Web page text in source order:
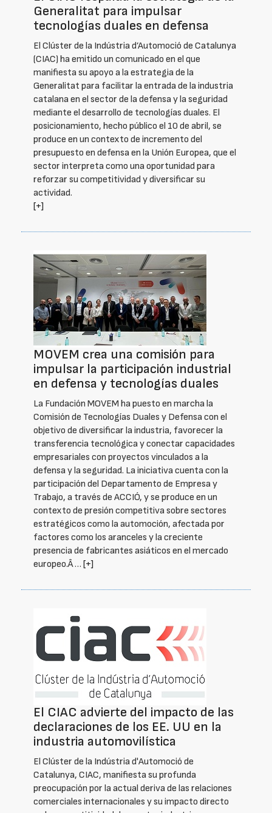
Generalitat para impulsar
tecnologías duales en defensa
El Clúster de la Indústria d’Automoció de Catalunya
(CIAC) ha emitido un comunicado en el que
manifiesta su apoyo a la estrategia de la
Generalitat para facilitar la entrada de la industria
catalana en el sector de la defensa y la seguridad
mediante el desarrollo de tecnologías duales. El
posicionamiento, hecho público el 10 de abril, se
produce en un contexto de incremento del
presupuesto en defensa en la Unión Europea, que el
sector interpreta como una oportunidad para
reforzar su competitividad y diversificar su
actividad.
[+]
MOVEM crea una comisión para
impulsar la participación industrial
en defensa y tecnologías duales
La Fundación MOVEM ha puesto en marcha la
Comisión de Tecnologías Duales y Defensa con el
objetivo de diversificar la industria, favorecer la
transferencia tecnológica y conectar capacidades
empresariales con proyectos vinculados a la
defensa y la seguridad. La iniciativa cuenta con la
participación del Departamento de Empresa y
Trabajo, a través de ACCIÓ, y se produce en un
contexto de presión competitiva sobre sectores
estratégicos como la automoción, afectada por
factores como los aranceles y la creciente
presencia de fabricantes asiáticos en el mercado
europeo.Â … [+]
El CIAC advierte del impacto de las
declaraciones de los EE. UU en la
industria automovilística
El Clúster de la Indústria d'Automoció de
Catalunya, CIAC, manifiesta su profunda
preocupación por la actual deriva de las relaciones
comerciales internacionales y su impacto directo